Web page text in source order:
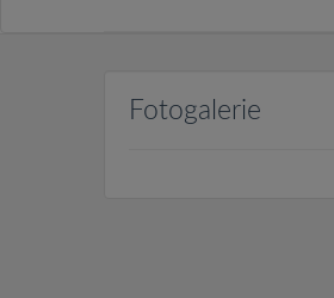
Fotogalerie